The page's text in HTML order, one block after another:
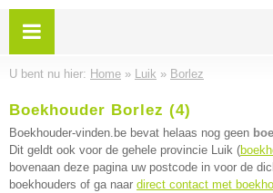
U bent nu hier: Home » Luik » Borlez
Boekhouder Borlez (4)
Boekhouder-vinden.be bevat helaas nog geen
Dit geldt ook voor de gehele provincie Luik (
bovenaan deze pagina uw postcode in voor de
boekhouders of ga naar direct contact met